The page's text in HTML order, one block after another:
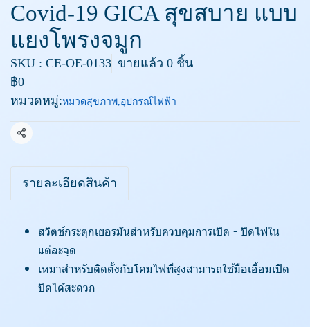
Covid-19 GICA สุขสบาย แบบ
แยงโพรงจมูก
SKU : CE-OE-0133 ขายแล้ว 0 ชิ้น
฿0
หมวดหมู่:หมวดสุขภาพ,อุปกรณ์ไฟฟ้า
แชร์
รายละเอียดสินค้า
สวิตช์กระตุกเยอรมันสำหรับควบคุมการเปิด - ปิดไฟใน
แต่ละจุด
เหมาสำหรับติดตั้งกับโคมไฟที่สูงสามารถใช้มือเอื้อมเปิด-
ปิดได้สะดวก